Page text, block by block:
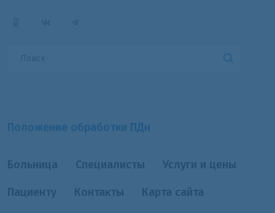
Положение обработки ПДн
Больница Специалисты Услуги и цены
Пациенту Контакты Карта сайта